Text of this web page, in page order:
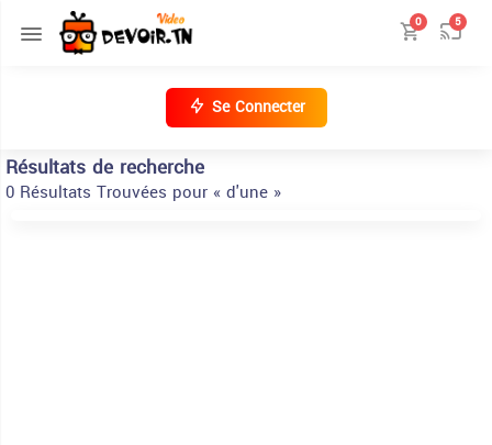
0 5
Se Connecter
Résultats de recherche
0 Résultats Trouvées pour « d'une »